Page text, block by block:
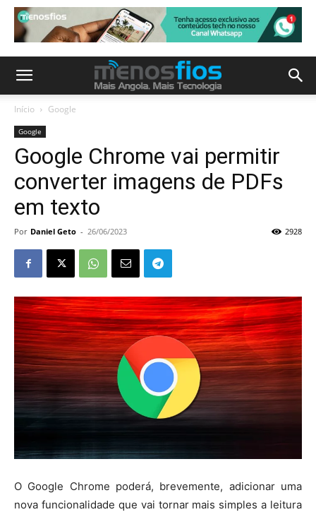
Início Google
Google
Google Chrome vai permitir
converter imagens de PDFs
em texto
Por Daniel Geto - 26/06/2023 2928
O Google Chrome poderá, brevemente, adicionar uma
nova funcionalidade que vai tornar mais simples a leitura